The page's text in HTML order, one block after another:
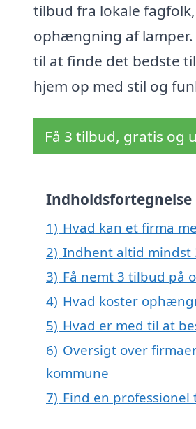
tilbud fra lokale
ophængning af
til at finde det bedste
hjem op med stil og
Få 3 tilbud, gratis og
Indholdsfortegnelse
1) Hvad kan et firma
2) Indhent altid
3) Få nemt 3 tilbud på
4) Hvad koster
5) Hvad er med til at
6) Oversigt over
kommune
7) Find en